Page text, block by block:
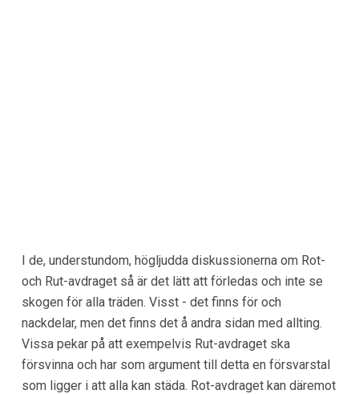
I de, understundom, högljudda diskussionerna om Rot-
och Rut-avdraget så är det lätt att förledas och inte se
skogen för alla träden. Visst - det finns för och
nackdelar, men det finns det å andra sidan med allting.
Vissa pekar på att exempelvis Rut-avdraget ska
försvinna och har som argument till detta en försvarstal
som ligger i att alla kan städa. Rot-avdraget kan däremot